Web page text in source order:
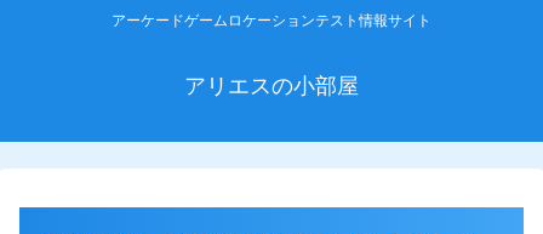
アーケードゲームロケーションテスト情報サイト
アリエスの小部屋